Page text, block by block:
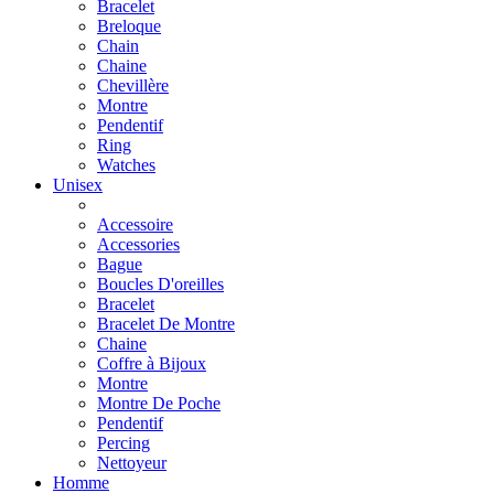
Bracelet
Breloque
Chain
Chaine
Chevillère
Montre
Pendentif
Ring
Watches
Unisex
Accessoire
Accessories
Bague
Boucles D'oreilles
Bracelet
Bracelet De Montre
Chaine
Coffre à Bijoux
Montre
Montre De Poche
Pendentif
Percing
Nettoyeur
Homme